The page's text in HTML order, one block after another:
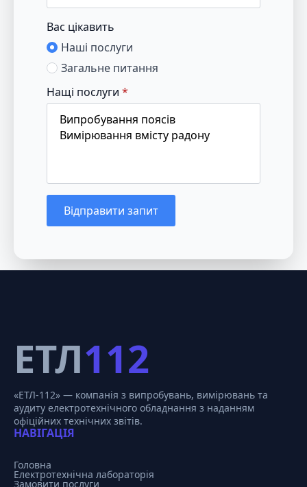
Вас цікавить
Наші послуги
Загальне питання
Нащі послуги *
Відправити запит
ЕТЛ112
«ЕТЛ-112» — компанія з випробувань, вимірювань та
аудиту електротехнічного обладнання з наданням
офіційних технічних звітів.
НАВІГАЦІЯ
Головна
Електротехнічна лабораторія
Замовити послуги